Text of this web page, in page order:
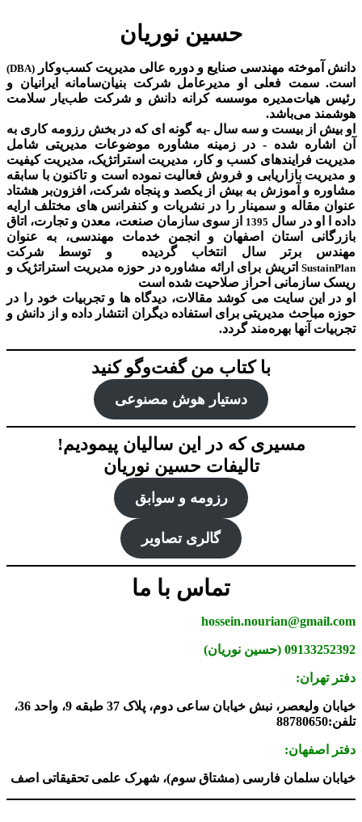
حسین نوریان
دانش آموخته مهندسی صنایع و دوره عالی مدیریت کسب‌و‌کار (DBA)
است. سمت فعلی او مدیرعامل شرکت بنیان‌سامانه ایرانیان و
رئیس هیات‌مدیره موسسه کرانه دانش و شرکت طب‌یار سلامت
هوشمند می‌باشد.
او بیش از بیست و سه سال -به گونه ای که در بخش رزومه کاری به
آن اشاره شده - در زمینه مشاوره موضوعات مدیریتی شامل
مدیریت فرایندهای کسب و کار، مدیریت استراتژیک، مدیریت کیفیت
و مدیریت بازاریابی و فروش فعالیت نموده است و تاکنون با سابقه
مشاوره و آموزش به بیش از یکصد و پنجاه شرکت، افزون‌بر هشتاد
عنوان مقاله و سمینار را در نشریات و کنفرانس های مختلف ارایه
داده ا او در سال 1395 از سوی سازمان صنعت، معدن و تجارت، اتاق
بازرگانی استان اصفهان و انجمن خدمات مهندسی، به عنوان
مهندس برتر سال انتخاب گردیده و توسط شرکت
SustainPlan اتریش برای ارائه مشاوره در حوزه مدیریت استراتژیک و
ریسک سازمانی احراز صلاحیت شده است
او در این سایت می کوشد مقالات، دیدگاه ها و تجربیات خود را در
حوزه مباحث مدیریتی برای استفاده دیگران انتشار داده و از دانش و
تجربیات آنها بهره‌مند گردد.
با کتاب من گفت‌‌وگو کنید
دستیار هوش‌ مصنوعی
مسیری که در این سالیان پیمودیم!
تالیفات حسین نوریان
رزومه و سوابق
گالری تصاویر
تماس با ما
hossein.nourian@gmail.com
09133252392 (حسین نوریان)
دفتر تهران:
خیابان ولیعصر، نبش خیابان ساعی دوم، پلاک 37 طبقه 9، واحد 36،
تلفن:88780650
دفتر اصفهان:
خیابان سلمان فارسی (مشتاق سوم)، شهرک علمی تحقیقاتی اصف